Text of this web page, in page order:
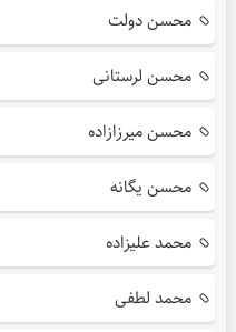
محسن دولت
محسن لرستانی
محسن میرزازاده
محسن یگانه
محمد علیزاده
محمد لطفی